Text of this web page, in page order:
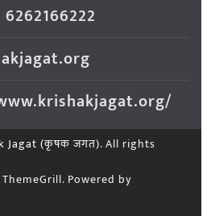
Jagat (कृषक जगत). All rights
Powered by